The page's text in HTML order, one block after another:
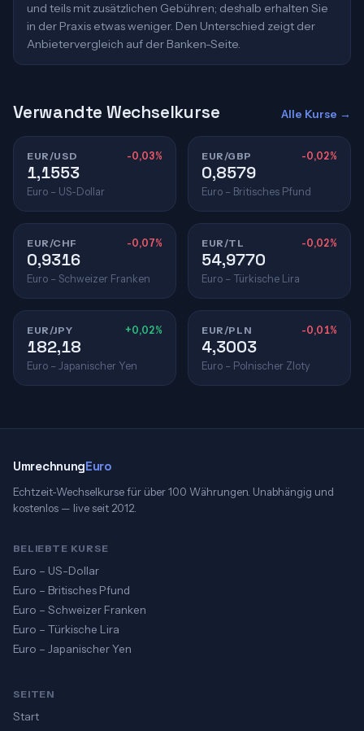
und teils mit zusätzlichen Gebühren; deshalb erhalten Sie
in der Praxis etwas weniger. Den Unterschied zeigt der
Anbietervergleich auf der Banken-Seite.
Verwandte Wechselkurse Alle Kurse →
EUR/USD -0,03%
1,1553
Euro – US-Dollar
EUR/GBP -0,02%
0,8579
Euro – Britisches Pfund
EUR/CHF -0,07%
0,9316
Euro – Schweizer Franken
EUR/TL -0,02%
54,9770
Euro – Türkische Lira
EUR/JPY +0,02%
182,18
Euro – Japanischer Yen
EUR/PLN -0,01%
4,3003
Euro – Polnischer Zloty
UmrechnungEuro
Echtzeit-Wechselkurse für über 100 Währungen. Unabhängig und
kostenlos — live seit 2012.
BELIEBTE KURSE
Euro – US-Dollar
Euro – Britisches Pfund
Euro – Schweizer Franken
Euro – Türkische Lira
Euro – Japanischer Yen
SEITEN
Start